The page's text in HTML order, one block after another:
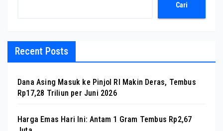
Cari
Recent Posts
Dana Asing Masuk ke Pinjol RI Makin Deras, Tembus
Rp17,28 Triliun per Juni 2026
Harga Emas Hari Ini: Antam 1 Gram Tembus Rp2,67